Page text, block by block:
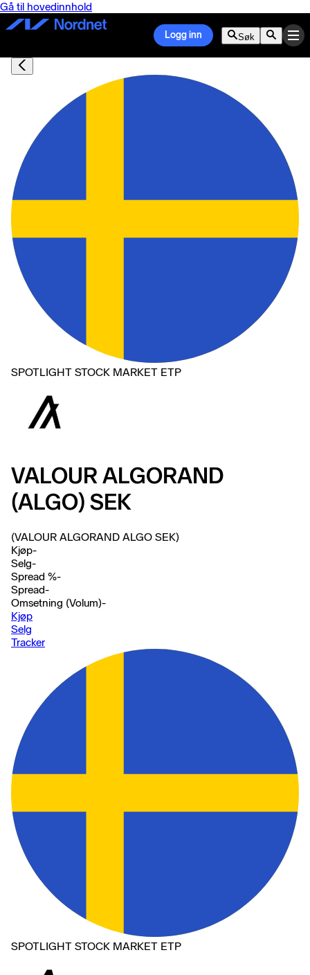
Gå til hovedinnhold
Logg inn Søk
SPOTLIGHT STOCK MARKET ETP
VALOUR ALGORAND
(ALGO) SEK
(VALOUR ALGORAND ALGO SEK)
Kjøp-
Selg-
Spread %-
Spread-
Omsetning (Volum)-
Kjøp
Selg
Tracker
SPOTLIGHT STOCK MARKET ETP